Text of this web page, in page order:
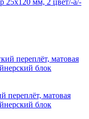
25х120 мм, 2 цвет/-а/-
переплёт, матовая
блок